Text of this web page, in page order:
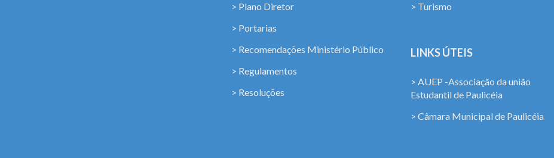
> Plano Diretor
> Portarias
> Recomendações Ministério Público
> Regulamentos
> Resoluções
> Turismo
LINKS ÚTEIS
> AUEP -Associação da união
Estudantil de Paulicéia
> Câmara Municipal de Paulicéia